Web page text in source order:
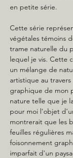
en petite série.
Cette série
végétales témoins
trame naturelle du
lequel je vis. Cette
un mélange de
artistique au
graphique de mon
nature telle que je
pour moi l'objet
montrerait que les
feuilles régulières
foisonnement
imparfait d'un